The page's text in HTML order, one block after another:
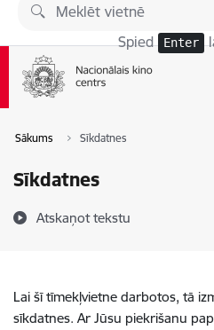
Pāriet uz lapas saturu
Spied Enter
Sākums Sīkdatnes
Sīkdatnes
Atskaņot tekstu
Lai šī tīmekļvietne darbotos, tā
sīkdatnes. Ar Jūsu piekrišanu